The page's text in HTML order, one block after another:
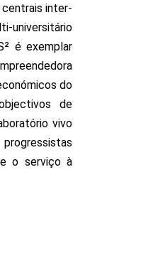
inter-
universitário
é exemplar
do
de
vivo
progressistas
o serviço à